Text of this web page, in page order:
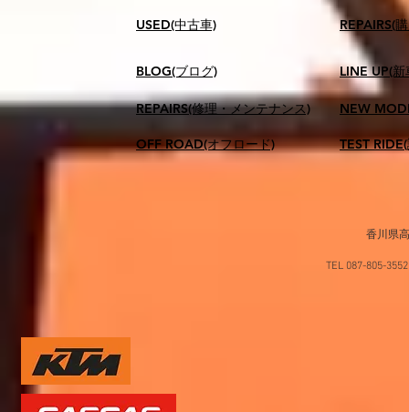
USED(中古車)
BLOG(ブログ)
REPAIRS(修理・メンテナンス)
OFF ROAD(オフロード)
​REPAIRS(
LINE UP(新
NEW
TEST
香川県
TEL 087-805-